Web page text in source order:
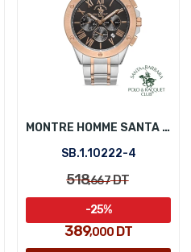
MONTRE HOMME SANTA BARBARA POLO SB.1.10222-4
SB.1.10222-4
518,667DT
389,000 DT
-25%